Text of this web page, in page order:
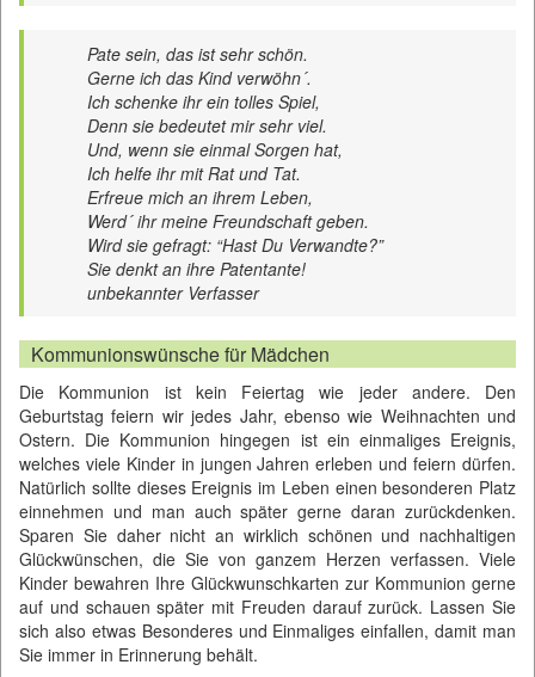
Pate sein, das ist sehr schön.
Gerne ich das Kind verwöhn´.
Ich schenke ihr ein tolles Spiel,
Denn sie bedeutet mir sehr viel.
Und, wenn sie einmal Sorgen hat,
Ich helfe ihr mit Rat und Tat.
Erfreue mich an ihrem Leben,
Werd´ ihr meine Freundschaft geben.
Wird sie gefragt: “Hast Du Verwandte?”
Sie denkt an ihre Patentante!
unbekannter Verfasser
Kommunionswünsche für Mädchen
Die Kommunion ist kein Feiertag wie jeder andere. Den
Geburtstag feiern wir jedes Jahr, ebenso wie Weihnachten und
Ostern. Die Kommunion hingegen ist ein einmaliges Ereignis,
welches viele Kinder in jungen Jahren erleben und feiern dürfen.
Natürlich sollte dieses Ereignis im Leben einen besonderen Platz
einnehmen und man auch später gerne daran zurückdenken.
Sparen Sie daher nicht an wirklich schönen und nachhaltigen
Glückwünschen, die Sie von ganzem Herzen verfassen. Viele
Kinder bewahren Ihre Glückwunschkarten zur Kommunion gerne
auf und schauen später mit Freuden darauf zurück. Lassen Sie
sich also etwas Besonderes und Einmaliges einfallen, damit man
Sie immer in Erinnerung behält.